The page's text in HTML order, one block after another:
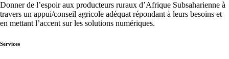
Donner de l’espoir aux producteurs ruraux d’Afrique Subsaharienne à
travers un appui/conseil agricole adéquat répondant à leurs besoins et
en mettant l’accent sur les solutions numériques.
Services